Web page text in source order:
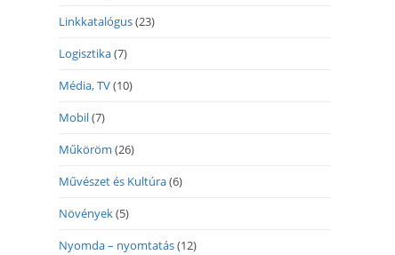
Linkkatalógus(23)
Logisztika(7)
Média, TV(10)
Mobil(7)
Műköröm (26)
Művészet és Kultúra(6)
Növények(5)
Nyomda – nyomtatás(12)